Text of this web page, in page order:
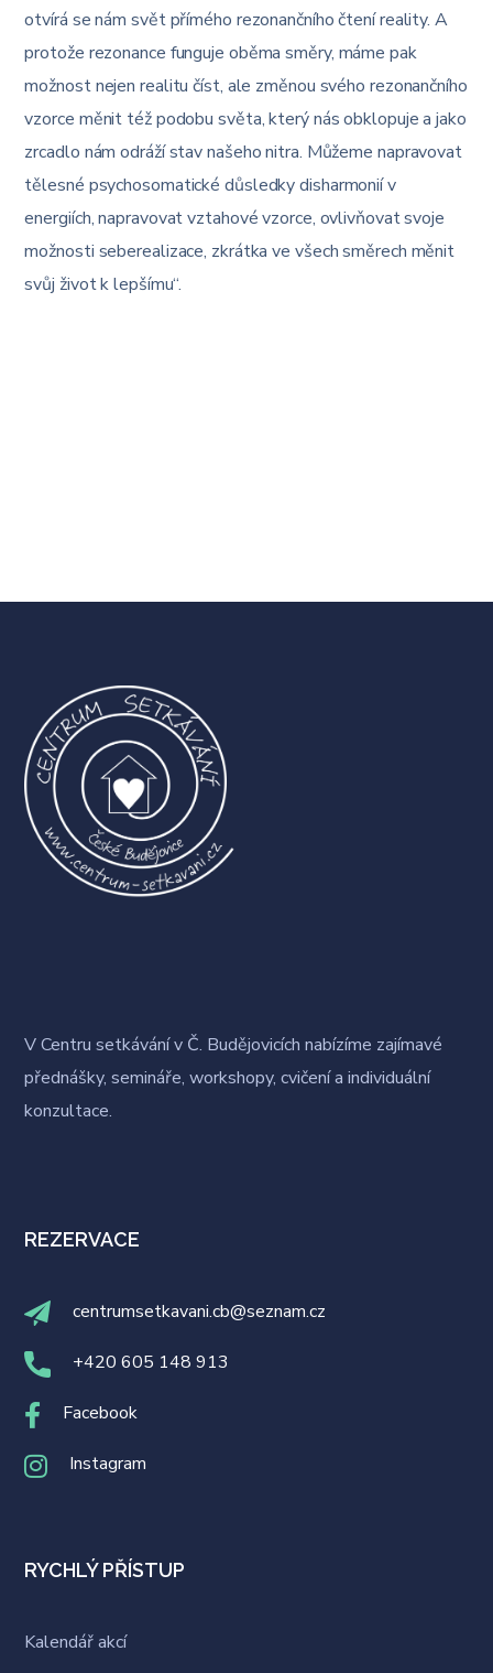
otvírá se nám svět přímého rezonančního čtení reality. A
protože rezonance funguje oběma směry, máme pak
možnost nejen realitu číst, ale změnou svého rezonančního
vzorce měnit též podobu světa, který nás obklopuje a jako
zrcadlo nám odráží stav našeho nitra. Můžeme napravovat
tělesné psychosomatické důsledky disharmonií v
energiích, napravovat vztahové vzorce, ovlivňovat svoje
možnosti seberealizace, zkrátka ve všech směrech měnit
svůj život k lepšímu“.
V Centru setkávání v Č. Budějovicích nabízíme zajímavé
přednášky, semináře, workshopy, cvičení a individuální
konzultace.
REZERVACE
centrumsetkavani.cb@seznam.cz
+420 605 148 913
Facebook
Instagram
RYCHLÝ PŘÍSTUP
Kalendář akcí